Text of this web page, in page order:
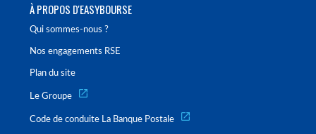
À PROPOS D'EASYBOURSE
Qui sommes-nous ?
Nos engagements RSE
Plan du site
Le Groupe
Code de conduite La Banque Postale